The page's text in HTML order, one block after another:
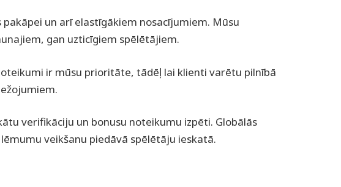
un arī elastīgākiem nosacījumiem. Mūsu
gan uzticīgiem spēlētājiem.
ir mūsu prioritāte, tādēļ lai klienti varētu pilnībā
verifikāciju un bonusu noteikumu izpēti. Globālās
veikšanu piedāvā spēlētāju ieskatā.